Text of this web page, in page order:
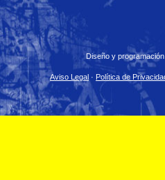
Diseño y
Aviso Legal · Política de